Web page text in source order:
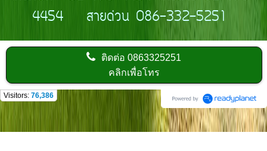
4454 สายด่วน 086-332-5251
ติดต่อ0863325251
คลิกเพื่อโทร
Visitors: 76,386